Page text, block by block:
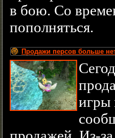
в бою. Со
пополняться.
Продажи персов больше
игры